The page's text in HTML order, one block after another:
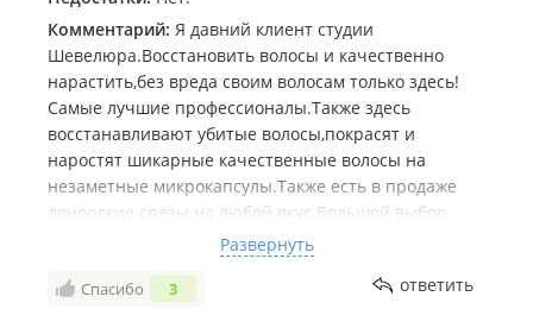
Комментарий: Я давний клиент студии
Шевелюра.Восстановить волосы и качественно
нарастить,без вреда своим волосам только здесь!
Самые лучшие профессионалы.Также здесь
восстанавливают убитые волосы,покрасят и
наростят шикарные качественные волосы на
незаметные микрокапсулы.Также есть в продаже
донорские срезы на любой вкус.Большой выбор
уходовых продуктов для волос.И самое важное-
внимательные,доброжелательные мастера
предложат вкусняшки и теплый плед.Удобное
Развернуть
Спасибо 3 ответить